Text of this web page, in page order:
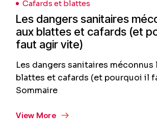
Cafards et blattes
Les dangers sanitaires
aux blattes et cafards (et
faut agir vite)
Les dangers sanitaires méconnus
blattes et cafards (et pourquoi il
Sommaire
View More